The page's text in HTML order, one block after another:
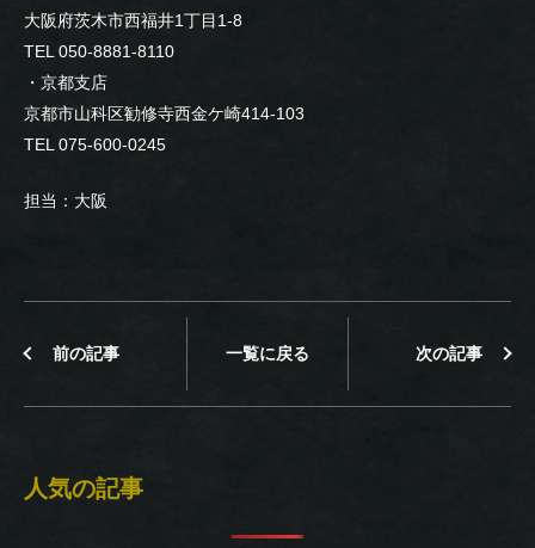
大阪府茨木市西福井1丁目1-8
TEL 050-8881-8110
・京都支店
京都市山科区勧修寺西金ケ崎414-103
TEL 075-600-0245
担当：大阪
前の記事 一覧に戻る 次の記事
人気の記事